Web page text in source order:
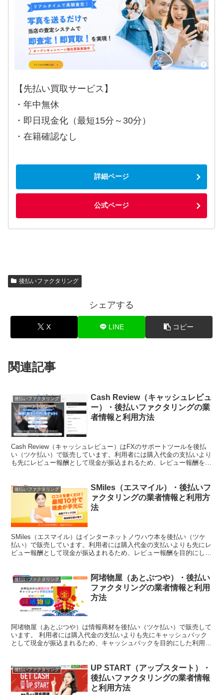
【先払い買取サービス】
・年中無休
・即日現金化（最短15分～30分）
・在籍確認なし
詳細ページ
公式ページ
後払いファクタリング
シェアする
X LINE コピー
関連記事
後払いファクタリング
Cash Review（キャッシュレビュ
ー）・後払いファクタリングの業
者情報と利用方法
Cash Review（キャッシュレビュー）はFXのサポートツールを後払
い（ツケ払い）で販売しています。利用者には購入代金の支払いより
も先にレビュー報酬として現金が振込まれるため、レビュー報酬を目
後払いファクタリング
SMiles（エスマイル）・後払いフ
ァクタリングの業者情報と利用方
法
SMiles（エスマイル）はインターネットノウハウ本を後払い（ツケ
払い）で販売しています。利用者には購入代金の支払いよりも先にレ
ビュー報酬として現金が振込まれるため、レビュー報酬を目的にした
後払いファクタリング
阿堵物屋（あとぶつや）・後払い
ファクタリングの業者情報と利用
方法
阿堵物屋（あとぶつや）は情報商材を後払い（ツケ払い）で販売して
います。 利用者には購入代金の支払いよりも先にキャッシュバック
として現金が振込まれるため、キャッシュバックを目的にした利用者
後払いファクタリング
UP START（アップスタート）・
後払いファクタリングの業者情報
と利用方法